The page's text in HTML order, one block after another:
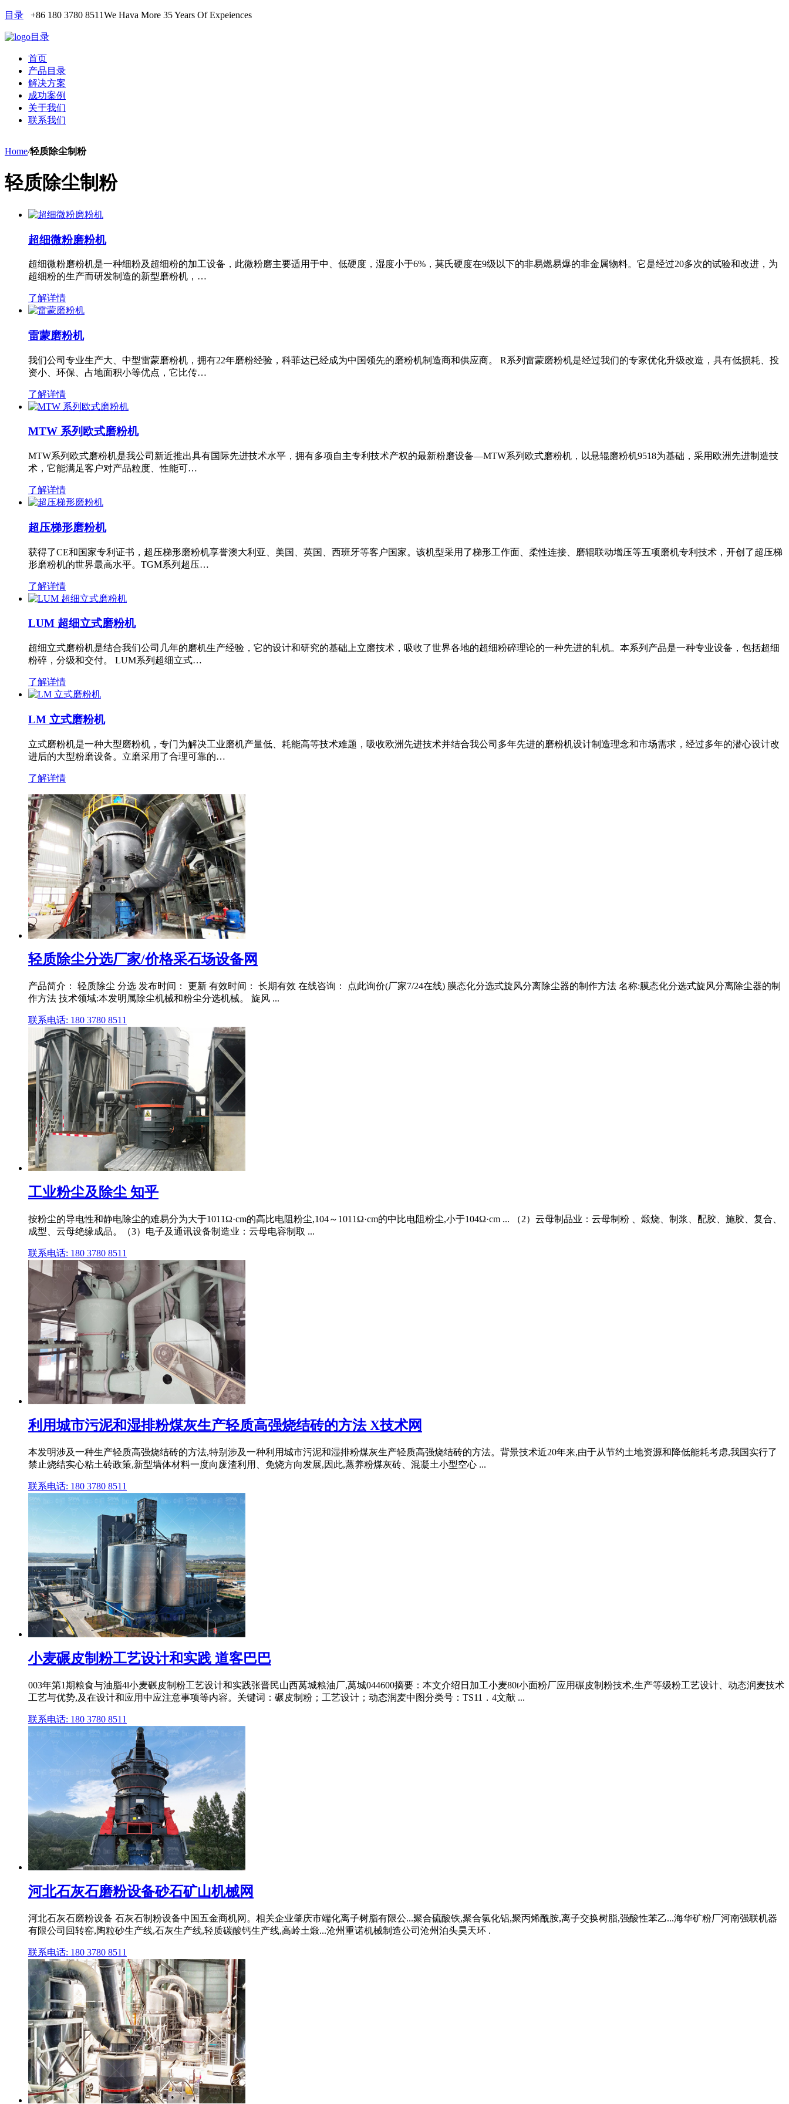
目录 +86 180 3780 8511We Hava More 35 Years Of Expeiences
目录
首页
产品目录
解决方案
成功案例
关于我们
联系我们
Home/轻质除尘制粉
轻质除尘制粉
超细微粉磨粉机
超细微粉磨粉机是一种细粉及超细粉的加工设备，此微粉磨主要适用于中、低硬度，湿度小于6%，莫氏硬度在9级以下的非易燃易爆的非金属物料。它是经过20多次的试验和改进，为
超细粉的生产而研发制造的新型磨粉机，…
了解详情
雷蒙磨粉机
我们公司专业生产大、中型雷蒙磨粉机，拥有22年磨粉经验，科菲达已经成为中国领先的磨粉机制造商和供应商。 R系列雷蒙磨粉机是经过我们的专家优化升级改造，具有低损耗、投
资小、环保、占地面积小等优点，它比传…
了解详情
MTW 系列欧式磨粉机
MTW系列欧式磨粉机是我公司新近推出具有国际先进技术水平，拥有多项自主专利技术产权的最新粉磨设备—MTW系列欧式磨粉机，以悬辊磨粉机9518为基础，采用欧洲先进制造技
术，它能满足客户对产品粒度、性能可…
了解详情
超压梯形磨粉机
获得了CE和国家专利证书，超压梯形磨粉机享誉澳大利亚、美国、英国、西班牙等客户国家。该机型采用了梯形工作面、柔性连接、磨辊联动增压等五项磨机专利技术，开创了超压梯
形磨粉机的世界最高水平。TGM系列超压…
了解详情
LUM 超细立式磨粉机
超细立式磨粉机是结合我们公司几年的磨机生产经验，它的设计和研究的基础上立磨技术，吸收了世界各地的超细粉碎理论的一种先进的轧机。本系列产品是一种专业设备，包括超细
粉碎，分级和交付。 LUM系列超细立式…
了解详情
LM 立式磨粉机
立式磨粉机是一种大型磨粉机，专门为解决工业磨机产量低、耗能高等技术难题，吸收欧洲先进技术并结合我公司多年先进的磨粉机设计制造理念和市场需求，经过多年的潜心设计改
进后的大型粉磨设备。立磨采用了合理可靠的…
了解详情
轻质除尘分选厂家/价格采石场设备网
产品简介： 轻质除尘 分选 发布时间： 更新 有效时间： 长期有效 在线咨询： 点此询价(厂家7/24在线) 膜态化分选式旋风分离除尘器的制作方法 名称:膜态化分选式旋风分离除尘器的制
作方法 技术领域:本发明属除尘机械和粉尘分选机械。 旋风 ...
联系电话: 180 3780 8511
工业粉尘及除尘 知乎
按粉尘的导电性和静电除尘的难易分为大于1011Ω·cm的高比电阻粉尘,104～1011Ω·cm的中比电阻粉尘,小于104Ω·cm ... （2）云母制品业：云母制粉 、煅烧、制浆、配胶、施胶、复合、
成型、云母绝缘成品。（3）电子及通讯设备制造业：云母电容制取 ...
联系电话: 180 3780 8511
利用城市污泥和湿排粉煤灰生产轻质高强烧结砖的方法 X技术网
本发明涉及一种生产轻质高强烧结砖的方法,特别涉及一种利用城市污泥和湿排粉煤灰生产轻质高强烧结砖的方法。背景技术近20年来,由于从节约土地资源和降低能耗考虑,我国实行了
禁止烧结实心粘土砖政策,新型墙体材料一度向废渣利用、免烧方向发展,因此,蒸养粉煤灰砖、混凝土小型空心 ...
联系电话: 180 3780 8511
小麦碾皮制粉工艺设计和实践 道客巴巴
003年第1期粮食与油脂4l小麦碾皮制粉工艺设计和实践张晋民山西莴城粮油厂,莴城044600摘要：本文介绍日加工小麦80t小面粉厂应用碾皮制粉技术,生产等级粉工艺设计、动态润麦技术
工艺与优势,及在设计和应用中应注意事项等内容。关键词：碾皮制粉；工艺设计；动态润麦中图分类号：TS11．4文献 ...
联系电话: 180 3780 8511
河北石灰石磨粉设备砂石矿山机械网
河北石灰石磨粉设备 石灰石制粉设备中国五金商机网。相关企业肇庆市端化离子树脂有限公...聚合硫酸铁,聚合氯化铝,聚丙烯酰胺,离子交换树脂,强酸性苯乙...海华矿粉厂河南强联机器
有限公司回转窑,陶粒砂生产线,石灰生产线,轻质碳酸钙生产线,高岭土煅...沧州重诺机械制造公司沧州泊头昊天环 .
联系电话: 180 3780 8511